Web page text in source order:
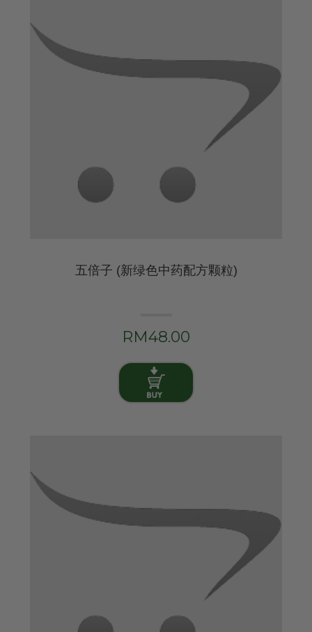
五倍子 (新绿色中药配方颗粒)
RM48.00